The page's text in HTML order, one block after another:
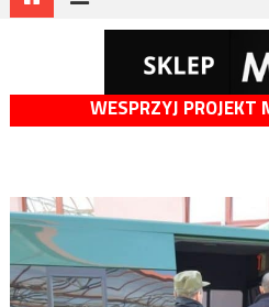
WESPRZYJ PROJEKT